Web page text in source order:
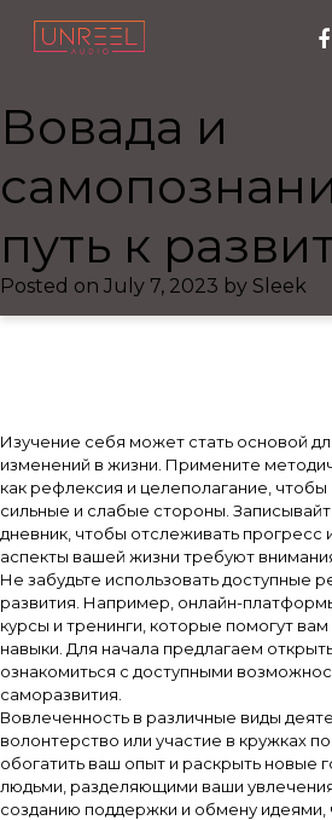
Вовада и
путь к
Posted on July 7, 2023 by Sleek
Изучение себя может стать основой
изменений в жизни. Примените
как рефлексия и целеполагание,
сильные и слабые стороны.
дневник, чтобы отслеживать прогресс
аспекты вашей жизни требуют
Не забудьте использовать доступные
развития. Например, онлайн-
курсы и тренинги, которые помогут
навыки. Для начала предлагаем
ознакомиться с доступными
саморазвития.
Вовлеченность в различные виды
волонтерство или участие в кружках
обогатить ваш опыт и раскрыть новые
людьми, разделяющими ваши
созданию поддержки и обмену